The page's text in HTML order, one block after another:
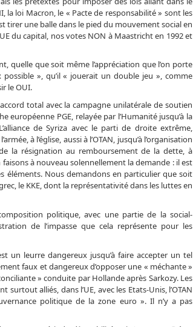
la loi Macron, le « Pacte de responsabilité » sont les
tirer une balle dans le pied du mouvement social en
du capital, nos votes NON à Maastricht en 1992 et
quelle que soit même l’appréciation que l’on porte
possible », qu’il « jouerait un double jeu », comme
le OUI.
total avec la campagne unilatérale de soutien
PGE, relayée par l’Humanité jusqu’à la
de Syriza avec le parti de droite extrême,
à l’église, aussi à l’OTAN, jusqu’à l’organisation
la résignation au remboursement de la dette, à
à nouveau solennellement la demande : il est
éléments. Nous demandons en particulier que soit
le KKE, dont la représentativité dans les luttes en
politique, avec une partie de la social-
de l’impasse que cela représente pour les
un leurre dangereux jusqu’à faire accepter un tel
faux et dangereux d’opposer une « méchante »
» conduite par Hollande après Sarkozy. Les
alliés, dans l’UE, avec les Etats-Unis, l’OTAN
politique de la zone euro ». Il n’y a pas